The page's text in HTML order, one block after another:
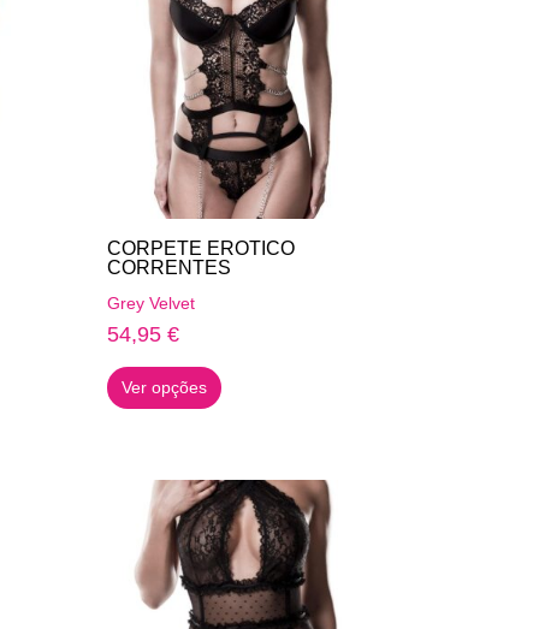
CORPETE EROTICO
CORRENTES
Grey Velvet
54,95€
Ver opções
product
variants.
The
options
may
be